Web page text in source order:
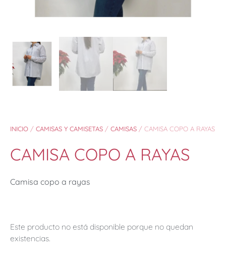
INICIO / CAMISAS Y CAMISETAS / CAMISAS / CAMISA COPO A RAYAS
CAMISA COPO A RAYAS
Camisa copo a rayas
Este producto no está disponible porque no quedan
existencias.